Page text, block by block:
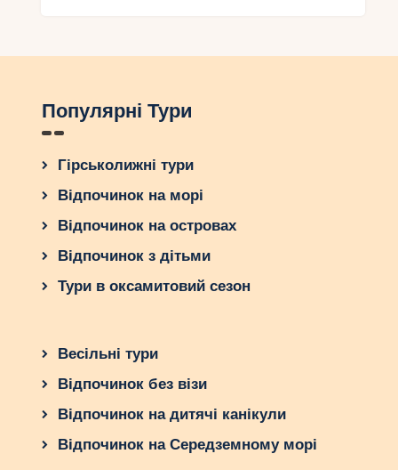
Популярні Тури
Гірськолижні тури
Відпочинок на морі
Відпочинок на островах
Відпочинок з дітьми
Тури в оксамитовий сезон
Весільні тури
Відпочинок без візи
Відпочинок на дитячі канікули
Відпочинок на Середземному морі